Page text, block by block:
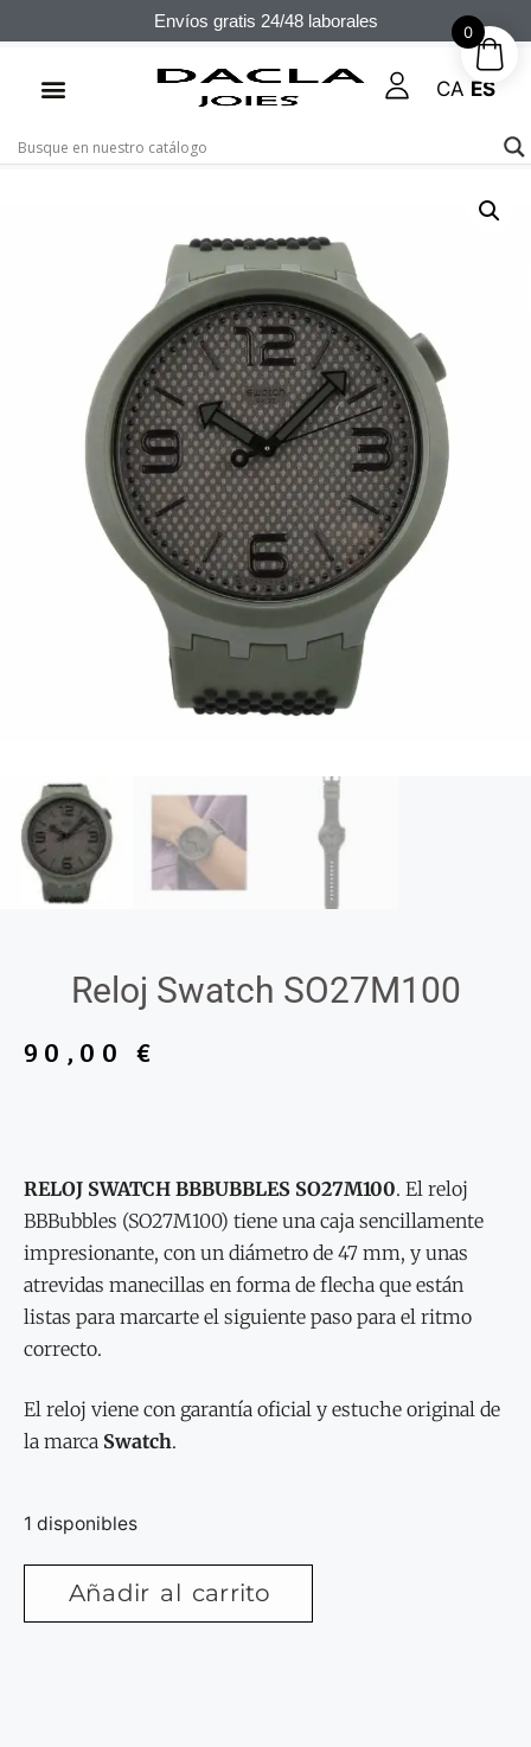
Envíos gratis 24/48 laborales
CA ES
Reloj Swatch SO27M100
90,00€
RELOJ SWATCH BBBUBBLES SO27M100. El reloj
BBBubbles (SO27M100) tiene una caja sencillamente
impresionante, con un diámetro de 47 mm, y unas
atrevidas manecillas en forma de flecha que están
listas para marcarte el siguiente paso para el ritmo
correcto.
El reloj viene con garantía oficial y estuche original de
la marca Swatch.
1 disponibles
Añadir al carrito
0